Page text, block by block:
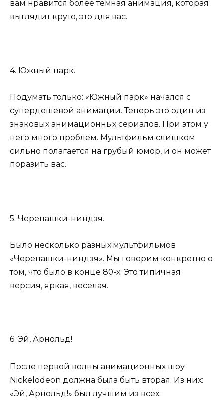
вам нравится более темная анимация, которая
выглядит круто, это для вас.
4. Южный парк.
Подумать только: «Южный парк» начался с
супердешевой анимации. Теперь это один из
знаковых анимационных сериалов. При этом у
него много проблем. Мультфильм слишком
сильно полагается на грубый юмор, и он может
поразить вас.
5. Черепашки-ниндзя.
Было несколько разных мультфильмов
«Черепашки-ниндзя». Мы говорим конкретно о
том, что было в конце 80-х. Это типичная
версия, яркая, веселая.
6. Эй, Арнольд!
После первой волны анимационных шоу
Nickelodeon должна была быть вторая. Из них:
«Эй, Арнольд!» был лучшим из всех.